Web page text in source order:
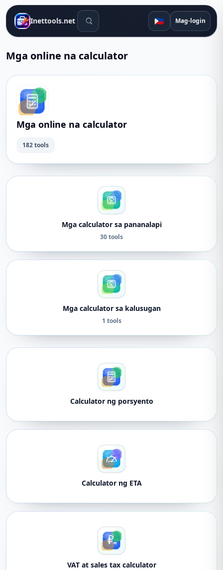
Inettools.net Mga tool sa paghahanap
🇵🇭 Mag-login
Mga online na calculator
Mga online na calculator
182 tools
Mga calculator sa pananalapi
30 tools
Mga calculator sa kalusugan
1 tools
Calculator ng porsyento
Calculator ng ETA
VAT at sales tax calculator